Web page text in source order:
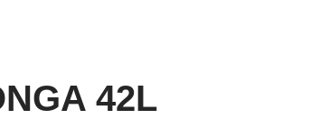
42L